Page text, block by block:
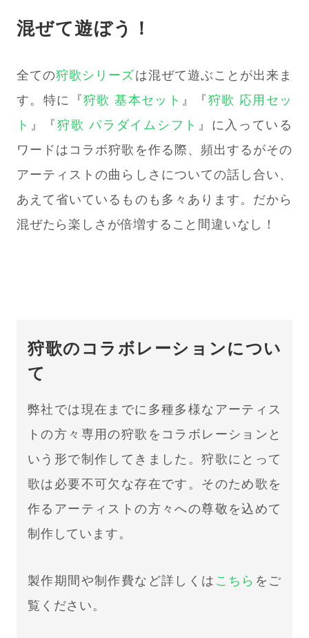
混ぜて遊ぼう！
全ての狩歌シリーズは混ぜて遊ぶことが出来ま
す。特に『狩歌 基本セット 』『狩歌 応用セッ
ト 』『狩歌 パラダイムシフト 』に入っている
ワードはコラボ狩歌を作る際、頻出するがその
アーティストの曲らしさについての話し合い、
あえて省いているものも多々あります。だから
混ぜたら楽しさが倍増すること間違いなし！
狩歌のコラボレーションについ
て
弊社では現在までに多種多様なアーティス
トの方々専用の狩歌をコラボレーションと
いう形で制作してきました。狩歌にとって
歌は必要不可欠な存在です。そのため歌を
作るアーティストの方々への尊敬を込めて
制作しています。
製作期間や制作費など詳しくは こちら をご
覧ください。